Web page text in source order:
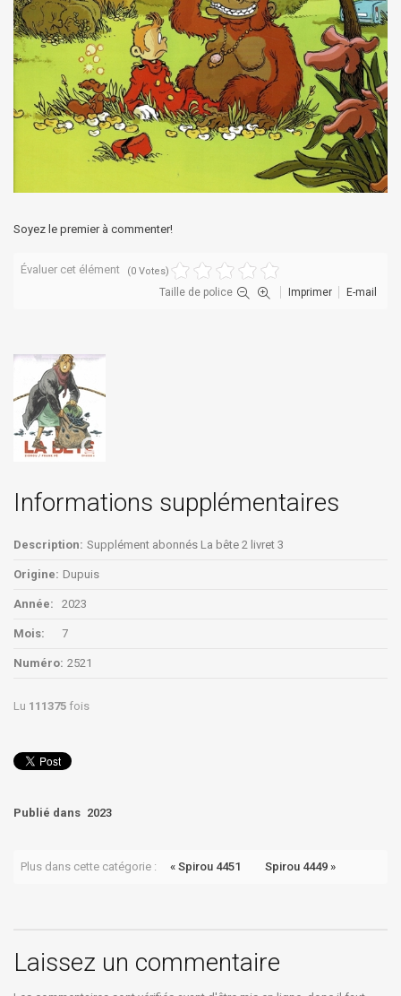
Soyez le premier à commenter!
Évaluer cet élément (0 Votes)
Taille de police Imprimer E-mail
Informations supplémentaires
Description: Supplément abonnés La bête 2 livret 3
Origine: Dupuis
Année: 2023
Mois: 7
Numéro: 2521
Lu 111375 fois
Publié dans 2023
Plus dans cette catégorie : « Spirou 4451 Spirou 4449 »
Laissez un commentaire